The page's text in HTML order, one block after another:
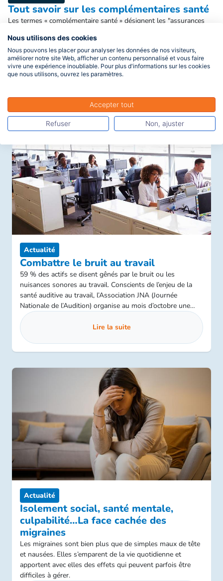
Tout savoir sur les complémentaires santé
Les termes « complémentaire santé » désignent les "assurances
par les différents régimes d’Assurance maladie en matière de frais
de santé. Il s'agit donc d'un contrat d'assurance de personnes,
souscrit pour une durée de 12 mois et renouvelable par tacite
reconduction. Dans le langage courant, très souvent et à tort, une
Lire la suite
Actualité
Combattre le bruit au travail
59 % des actifs se disent gênés par le bruit ou les
nuisances sonores au travail. Conscients de l’enjeu de la
santé auditive au travail, l’Association JNA (Journée
Nationale de l’Audition) organise au mois d’octobre une
semaine de sensibilisation et d’opérations de dépistage.
Lire la suite
Actualité
Isolement social, santé mentale,
culpabilité…La face cachée des
migraines
Les migraines sont bien plus que de simples maux de tête
et nausées. Elles s’emparent de la vie quotidienne et
apportent avec elles des effets qui peuvent parfois être
difficiles à gérer.
Nous utilisons des cookies
Nous pouvons les placer pour analyser les données de nos visiteurs,
améliorer notre site Web, afficher un contenu personnalisé et vous faire
vivre une expérience inoubliable. Pour plus d'informations sur les cookies
que nous utilisons, ouvrez les paramètres.
Accepter tout
Refuser Non, ajuster